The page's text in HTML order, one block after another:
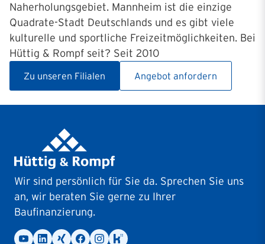
Naherholungsgebiet. Mannheim ist die einzige
Quadrate-Stadt Deutschlands und es gibt viele
kulturelle und sportliche Freizeitmöglichkeiten. Bei
Hüttig & Rompf seit? Seit 2010
Zu unseren Filialen Angebot anfordern
Wir sind persönlich für Sie da. Sprechen Sie uns
an, wir beraten Sie gerne zu Ihrer
Baufinanzierung.